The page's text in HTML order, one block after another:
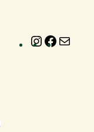
Instagram